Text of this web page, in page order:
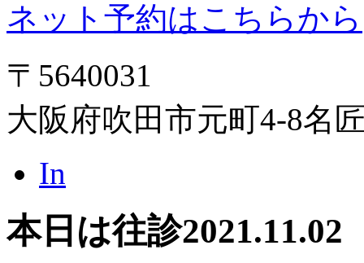
ネット予約はこちらから
〒5640031
大阪府吹田市元町4-8名
In
本日は往診2021.11.02